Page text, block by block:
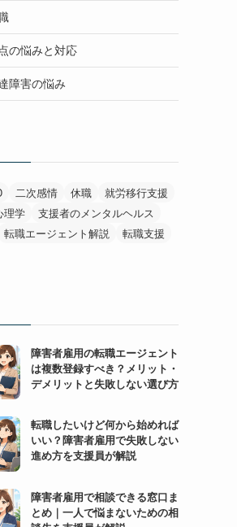
の悩みと対応
障害の悩み
二次感情 休職
就労移行支援
理学
支援者のメンタルヘルス
転職エージェント解説
転職支援
障害者雇用の転職エージェント
は複数登録すべき？メリット・
デメリットと失敗しない選び方
転職したいけど何から始めれば
いい？障害者雇用で失敗しない
進め方を支援員が解説
障害者雇用で相談できる窓口ま
とめ｜一人で悩まないための相